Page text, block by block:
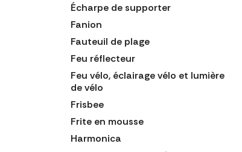
Écharpe de supporter
Fanion
Fauteuil de plage
Feu réflecteur
Feu vélo, éclairage vélo et lumière
de vélo
Frisbee
Frite en mousse
Harmonica